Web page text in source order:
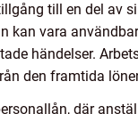
till en del av
kan vara
händelser.
den framtida
där